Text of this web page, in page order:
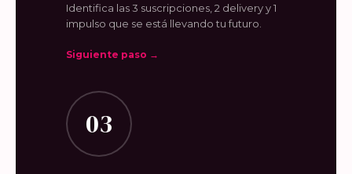
Identifica las 3 suscripciones, 2 delivery y 1
impulso que se está llevando tu futuro.
Siguiente paso →
03